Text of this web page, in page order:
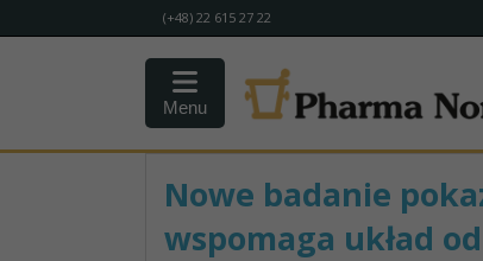
(+48) 22 615 27 22
Menu
Nowe badanie
wspomaga układ